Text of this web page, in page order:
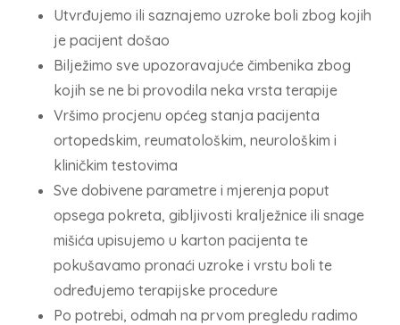
Utvrđujemo ili saznajemo uzroke boli zbog kojih
je pacijent došao
Bilježimo sve upozoravajuće čimbenika zbog
kojih se ne bi provodila neka vrsta terapije
Vršimo procjenu općeg stanja pacijenta
ortopedskim, reumatološkim, neurološkim i
kliničkim testovima
Sve dobivene parametre i mjerenja poput
opsega pokreta, gibljivosti kralježnice ili snage
mišića upisujemo u karton pacijenta te
pokušavamo pronaći uzroke i vrstu boli te
određujemo terapijske procedure
Po potrebi, odmah na prvom pregledu radimo